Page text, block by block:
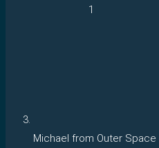
1
Michael from Outer Space